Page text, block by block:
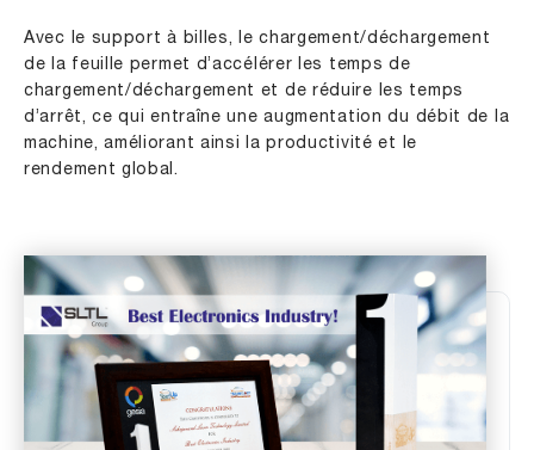
Avec le support à billes, le chargement/déchargement
de la feuille permet d’accélérer les temps de
chargement/déchargement et de réduire les temps
d’arrêt, ce qui entraîne une augmentation du débit de la
machine, améliorant ainsi la productivité et le
rendement global.